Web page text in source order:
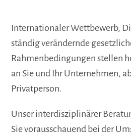
Internationaler Wettbewerb,
ständig verändernde
Rahmenbedingungen stellen
an Sie und Ihr Unternehmen,
Privatperson.
Unser interdisziplinärer
Sie vorausschauend bei der